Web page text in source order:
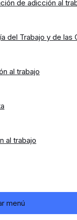
de adicción al
del Trabajo y de las
al trabajo
al trabajo
menú